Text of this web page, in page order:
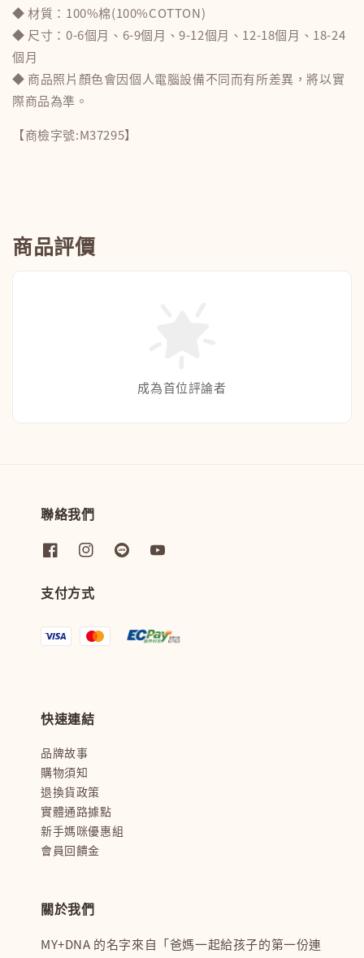
◆ 材質：100%棉(100%COTTON)
◆ 尺寸：0-6個月、6-9個月、9-12個月、12-18個月、18-24
個月
◆ 商品照片顏色會因個人電腦設備不同而有所差異，將以實
際商品為準。
【商檢字號:M37295】
商品評價
成為首位評論者
聯絡我們
支付方式
快速連結
品牌故事
購物須知
退換貨政策
實體通路據點
新手媽咪優惠組
會員回饋金
關於我們
MY+DNA 的名字來自「爸媽一起給孩子的第一份連